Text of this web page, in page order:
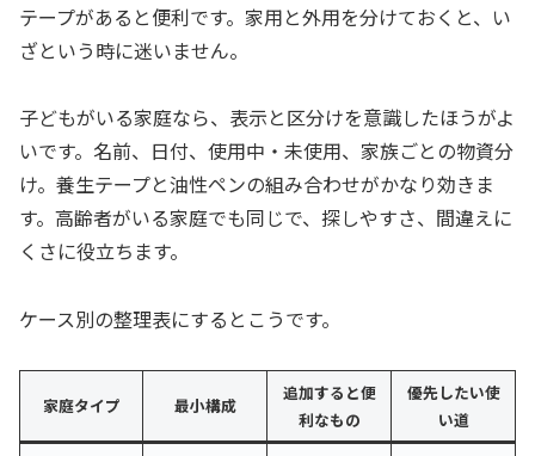
テープがあると便利です。家用と外用を分けておくと、い
ざという時に迷いません。
子どもがいる家庭なら、表示と区分けを意識したほうがよ
いです。名前、日付、使用中・未使用、家族ごとの物資分
け。養生テープと油性ペンの組み合わせがかなり効きま
す。高齢者がいる家庭でも同じで、探しやすさ、間違えに
くさに役立ちます。
ケース別の整理表にするとこうです。
家庭タイプ 最小構成
追加すると便
利なもの
優先したい使
い道